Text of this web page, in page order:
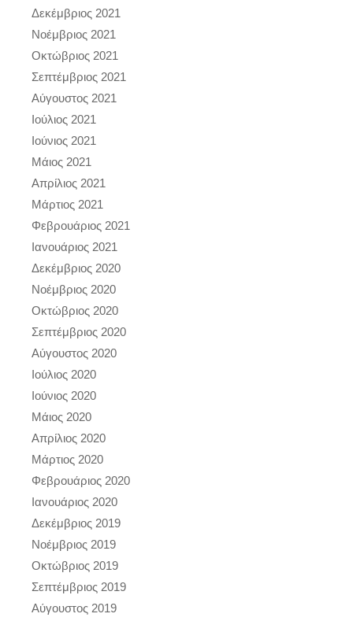
Δεκέμβριος 2021
Νοέμβριος 2021
Οκτώβριος 2021
Σεπτέμβριος 2021
Αύγουστος 2021
Ιούλιος 2021
Ιούνιος 2021
Μάιος 2021
Απρίλιος 2021
Μάρτιος 2021
Φεβρουάριος 2021
Ιανουάριος 2021
Δεκέμβριος 2020
Νοέμβριος 2020
Οκτώβριος 2020
Σεπτέμβριος 2020
Αύγουστος 2020
Ιούλιος 2020
Ιούνιος 2020
Μάιος 2020
Απρίλιος 2020
Μάρτιος 2020
Φεβρουάριος 2020
Ιανουάριος 2020
Δεκέμβριος 2019
Νοέμβριος 2019
Οκτώβριος 2019
Σεπτέμβριος 2019
Αύγουστος 2019